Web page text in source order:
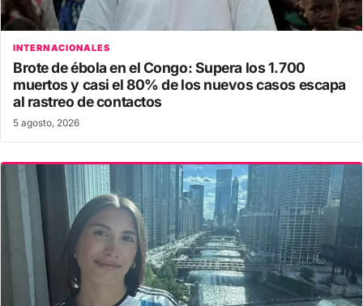
INTERNACIONALES
Brote de ébola en el Congo: Supera los 1.700
muertos y casi el 80% de los nuevos casos escapa
al rastreo de contactos
5 agosto, 2026